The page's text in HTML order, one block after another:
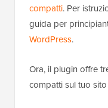
compatti. Per
guida per
WordPress.
Ora, il plugin offre
compatti sul tuo